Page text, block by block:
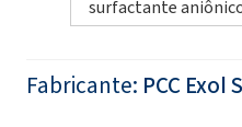
surfactante
Fabricante: PCC Exol